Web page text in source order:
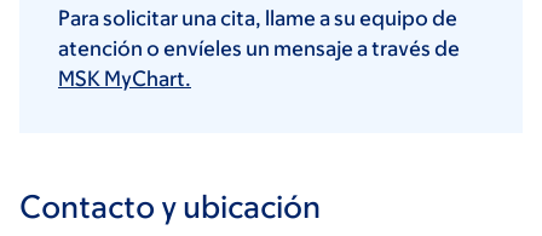
Para solicitar una cita, llame a su equipo de
atención o envíeles un mensaje a través de
MSK MyChart.
Contacto y ubicación